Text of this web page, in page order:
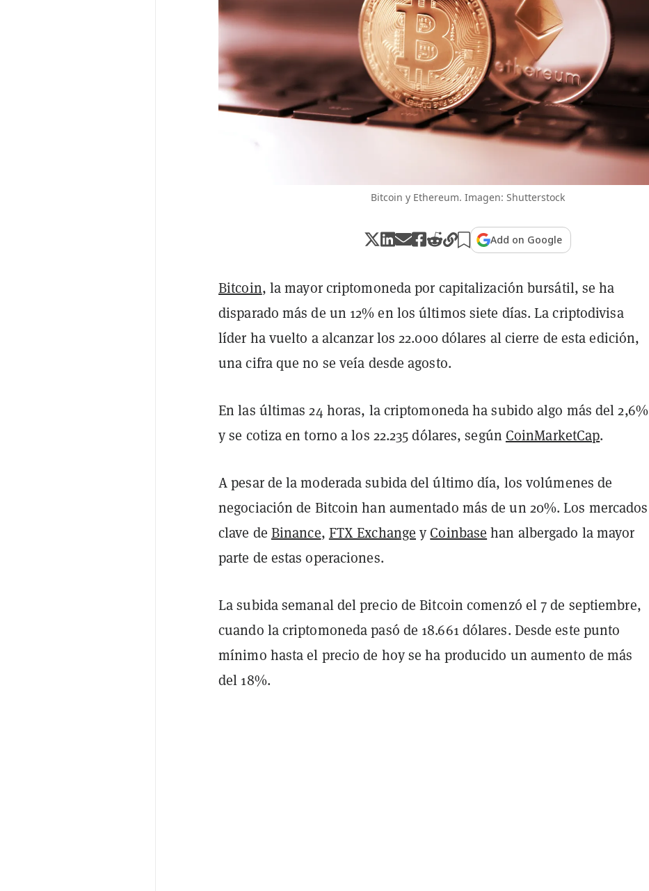
Bitcoin y Ethereum. Imagen: Shutterstock
Add on Google
Bitcoin, la mayor criptomoneda por capitalización bursátil, se ha
disparado más de un 12% en los últimos siete días. La criptodivisa
líder ha vuelto a alcanzar los 22.000 dólares al cierre de esta edición,
una cifra que no se veía desde agosto.
En las últimas 24 horas, la criptomoneda ha subido algo más del 2,6%
y se cotiza en torno a los 22.235 dólares, según CoinMarketCap.
A pesar de la moderada subida del último día, los volúmenes de
negociación de Bitcoin han aumentado más de un 20%. Los mercados
clave de Binance, FTX Exchange y Coinbase han albergado la mayor
parte de estas operaciones.
La subida semanal del precio de Bitcoin comenzó el 7 de septiembre,
cuando la criptomoneda pasó de 18.661 dólares. Desde este punto
mínimo hasta el precio de hoy se ha producido un aumento de más
del 18%.